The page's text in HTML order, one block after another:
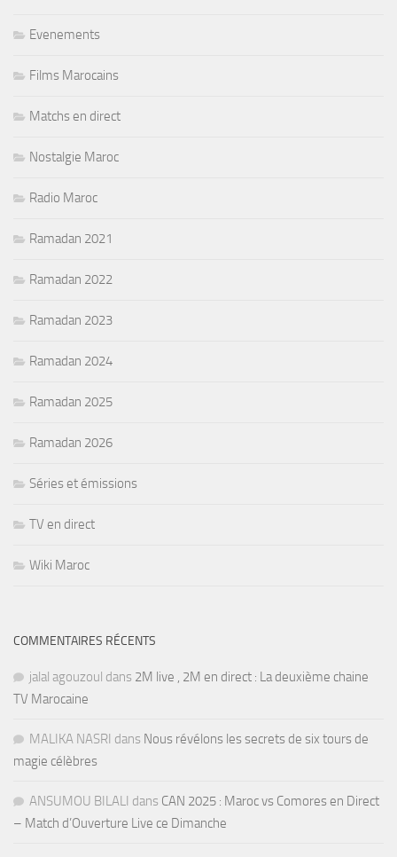
Evenements
Films Marocains
Matchs en direct
Nostalgie Maroc
Radio Maroc
Ramadan 2021
Ramadan 2022
Ramadan 2023
Ramadan 2024
Ramadan 2025
Ramadan 2026
Séries et émissions
TV en direct
Wiki Maroc
COMMENTAIRES RÉCENTS
jalal agouzoul dans 2M live , 2M en direct : La deuxième chaine
TV Marocaine
MALIKA NASRI dans Nous révélons les secrets de six tours de
magie célèbres
ANSUMOU BILALI dans CAN 2025 : Maroc vs Comores en Direct
– Match d’Ouverture Live ce Dimanche